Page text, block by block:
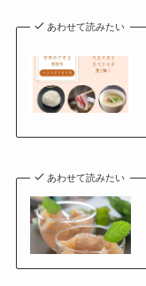
あわせて読みたい
あわせて読みたい